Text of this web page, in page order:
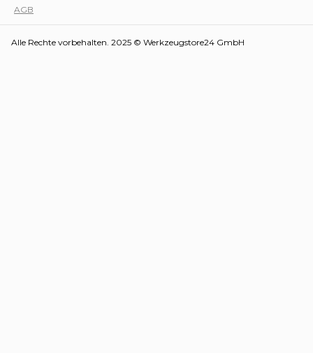
AGB
Alle Rechte vorbehalten. 2025 © Werkzeugstore24 GmbH